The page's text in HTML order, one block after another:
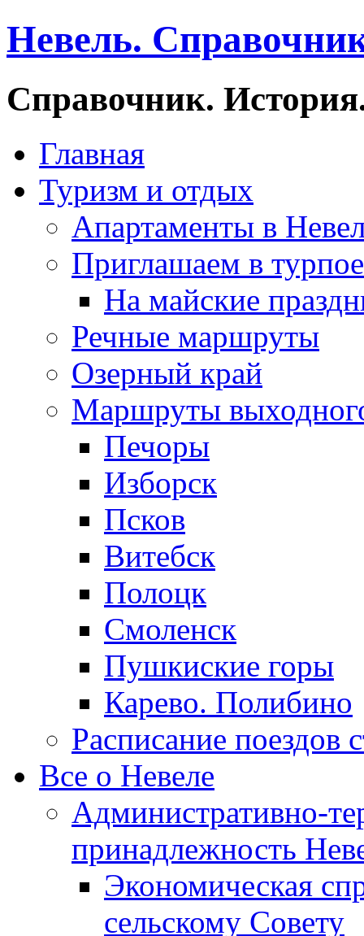
Невель.
Справочник.
Главная
Туризм и отдых
Апартаменты в
Приглашаем в
На майские
Речные маршруты
Озерный край
Маршруты
Печоры
Изборск
Псков
Витебск
Полоцк
Смоленск
Пушкиские горы
Карево. Полибино
Расписание поездов
Все о Невеле
Административно-
принадлежность
Экономическая
сельскому Совету